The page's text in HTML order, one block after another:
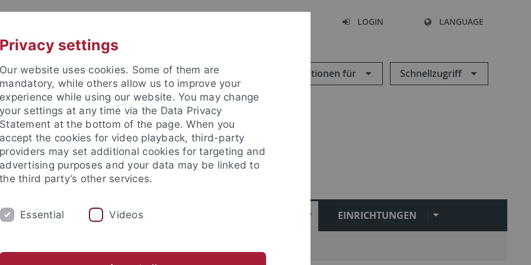
LOGIN LANGUAGE
Informationen für Schnellzugriff
ARBEITSGRUPPEN EINRICHTUNGEN
Privacy settings
Our website uses cookies. Some of them are
mandatory, while others allow us to improve your
experience while using our website. You may change
your settings at any time via the Data Privacy
Statement at the bottom of the page. When you
accept the cookies for video playback, third-party
providers may set additional cookies for targeting and
advertising purposes and your data may be linked to
the third party’s other services.
Essential Videos